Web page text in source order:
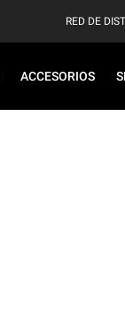
RED DE
ACCESORIOS